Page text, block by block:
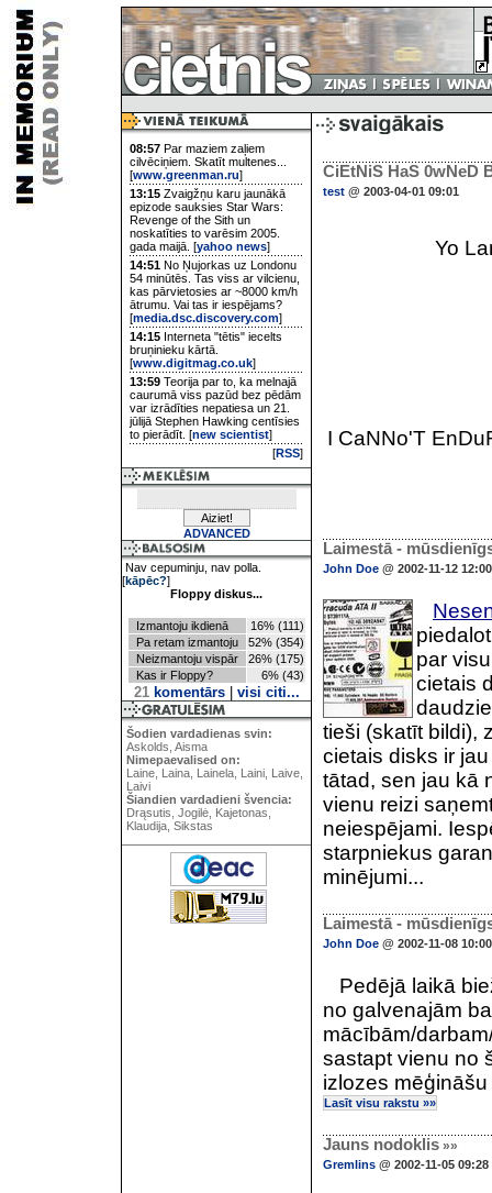
08:57 Par maziem zaļiem
cilvēciņiem. Skatīt multenes...
[www.greenman.ru]
13:15 Zvaigžņu karu jaunākā
epizode sauksies Star Wars:
Revenge of the Sith un
noskatīties to varēsim 2005.
gada maijā. [yahoo news]
14:51 No Ņujorkas uz Londonu
54 minūtēs. Tas viss ar vilcienu,
kas pārvietosies ar ~8000 km/h
ātrumu. Vai tas ir iespējams?
[media.dsc.discovery.com]
14:15 Interneta "tētis" iecelts
bruņinieku kārtā.
[www.digitmag.co.uk]
13:59 Teorija par to, ka melnajā
caurumā viss pazūd bez pēdām
var izrādīties nepatiesa un 21.
jūlijā Stephen Hawking centīsies
to pierādīt. [new scientist]
[RSS]
ADVANCED
Nav cepuminju, nav polla.
[kāpēc?]
Floppy diskus...
Izmantoju ikdienā
16% (111)
Pa retam izmantoju
52% (354)
Neizmantoju vispār
26% (175)
Kas ir Floppy?
6% (43)
21komentārs| visi citi...
Šodien vardadienas svin:
Askolds, Aisma
Nimepaevalised on:
Laine, Laina, Lainela, Laini, Laive,
Laivi
Šiandien vardadieni švencia:
Drąsutis, Jogilė, Kajetonas,
Klaudija, Sikstas
CiEtNiS HaS 0wNeD
test @ 2003-04-01 09:01
Yo
I CaNNo'T
Laimestā -
John Doe @ 2002-11-12 12:00
par
cietais
tieši (skatīt bildi),
cietais disks ir
tātad, sen jau kā
vienu reizi
neiespējami.
starpniekus
minējumi...
Laimestā -
John Doe @ 2002-11-08 10:00
Pedējā laikā
no galvenajām
mācībām/
sastapt vienu no
izlozes
Lasīt visu rakstu »»
Jauns nodoklis »»
Gremlins @ 2002-11-05 09:28